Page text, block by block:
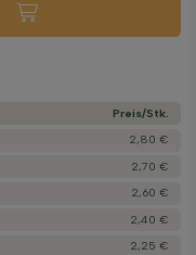
Preis/­Stk.
2,80 €
2,70 €
2,60 €
2,40 €
2,25 €